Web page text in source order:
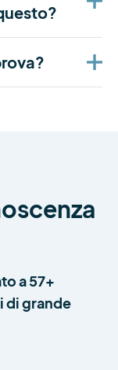
a 57+
di grande